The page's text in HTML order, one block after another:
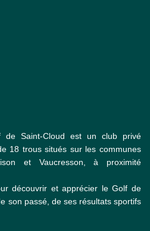
de Saint-Cloud est un club privé
18 trous situés sur les communes
et Vaucresson, à proximité
découvrir et apprécier le Golf de
son passé, de ses résultats sportifs